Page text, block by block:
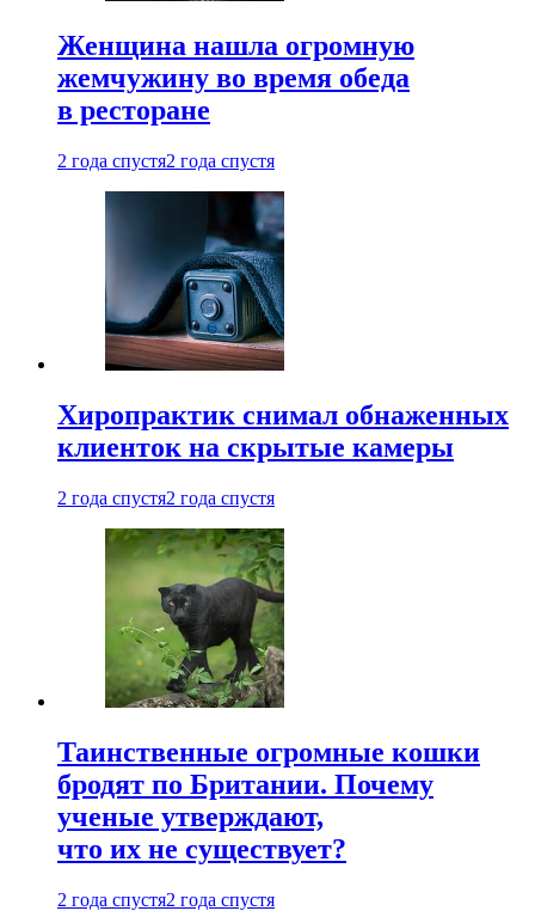
Женщина нашла огромную
жемчужину во время обеда
в ресторане
2 года спустя2 года спустя
Хиропрактик снимал обнаженных
клиенток на скрытые камеры
2 года спустя2 года спустя
Таинственные огромные кошки
бродят по Британии. Почему
ученые утверждают,
что их не существует?
2 года спустя2 года спустя